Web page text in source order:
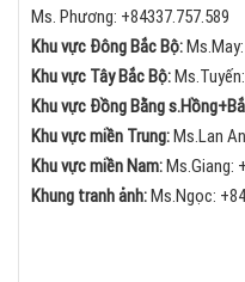
Ms. Phương: +84337.757.589
Khu vực Đông Bắc Bộ: Ms.May:
Khu vực Tây Bắc Bộ:
Khu vực Đồng Bằng
Khu vực miền Trung: Ms.Lan
Khu vực miền Nam: Ms.Giang:
Khung tranh ảnh: Ms.Ngọc: +84